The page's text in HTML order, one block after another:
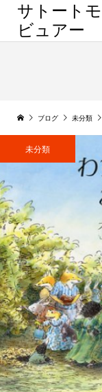
サトート
ビュアー
ブログ 未分類
未分類